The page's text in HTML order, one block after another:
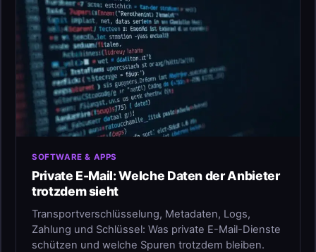
SOFTWARE & APPS
Private E-Mail: Welche Daten der Anbieter
trotzdem sieht
Transportverschlüsselung, Metadaten, Logs,
Zahlung und Schlüssel: Was private E-Mail-Dienste
schützen und welche Spuren trotzdem bleiben.